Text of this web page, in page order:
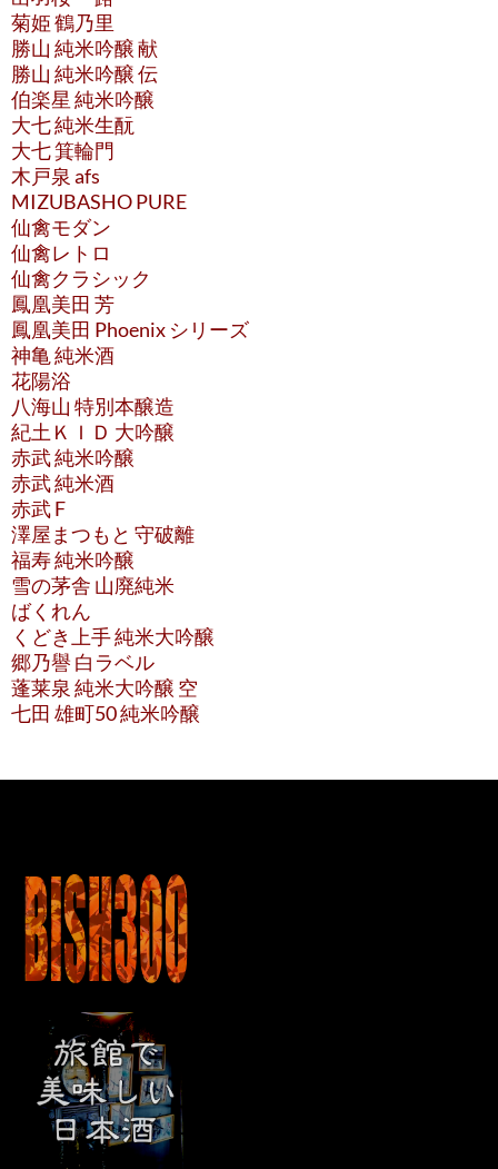
菊姫 鶴乃里
勝山 純米吟醸 献
勝山 純米吟醸 伝
伯楽星 純米吟醸
大七 純米生酛
大七 箕輪門
木戸泉 afs
MIZUBASHO PURE
仙禽モダン
仙禽レトロ
仙禽クラシック
鳳凰美田 芳
鳳凰美田 Phoenix シリーズ
神亀 純米酒
花陽浴
八海山 特別本醸造
紀土ＫＩＤ 大吟醸
赤武 純米吟醸
赤武 純米酒
赤武 F
澤屋まつもと 守破離
福寿 純米吟醸
雪の茅舎 山廃純米
ばくれん
くどき上手 純米大吟醸
郷乃譽 白ラベル
蓬莱泉 純米大吟醸 空
七田 雄町50 純米吟醸